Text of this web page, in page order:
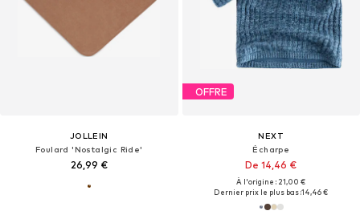
JOLLEIN
Foulard 'Nostalgic Ride'
26,99 €
OFFRE
NEXT
Écharpe
De 14,46 €
À l'origine : 21,00 €
Dernier prix le plus bas :14,46 €